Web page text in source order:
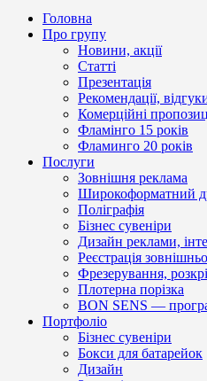
Головна
Про групу
Новини, акції
Статті
Презентація
Рекомендації,
Комерційні
Фламінго 15 років
Фламинго 20 років
Послуги
Зовнішня реклама
Широкоформатний
Поліграфія
Бізнес сувеніри
Дизайн реклами,
Реєстрація
Фрезерування,
Плотерна порізка
BON SENS —
Портфоліо
Бізнес сувеніри
Бокси для батарейок
Дизайн